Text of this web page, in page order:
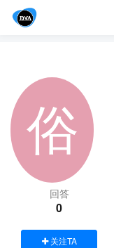
回答
0
关注TA